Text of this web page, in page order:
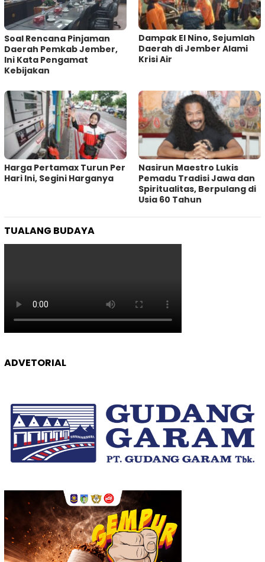
‎Soal Rencana Pinjaman
Daerah Pemkab Jember,
Ini Kata Pengamat
Kebijakan ‎
Dampak El Nino, Sejumlah
Daerah di Jember Alami
Krisi Air
Harga Pertamax Turun Per
Hari Ini, Segini Harganya
‎Nasirun Maestro Lukis
Pemadu Tradisi Jawa dan
Spiritualitas, Berpulang di
Usia 60 Tahun
TUALANG BUDAYA
ADVETORIAL